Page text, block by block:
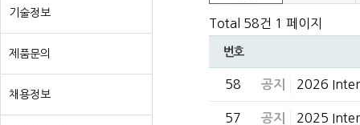
기술정보
제품문의
채용정보
Total 58건 1 페이지
번호
58 공지 2026
57 공지 2025